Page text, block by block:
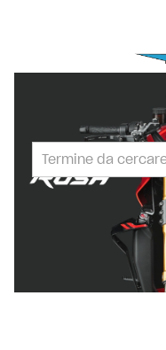
COMUNICATI
MEDIA
FOTO
CONTATTI